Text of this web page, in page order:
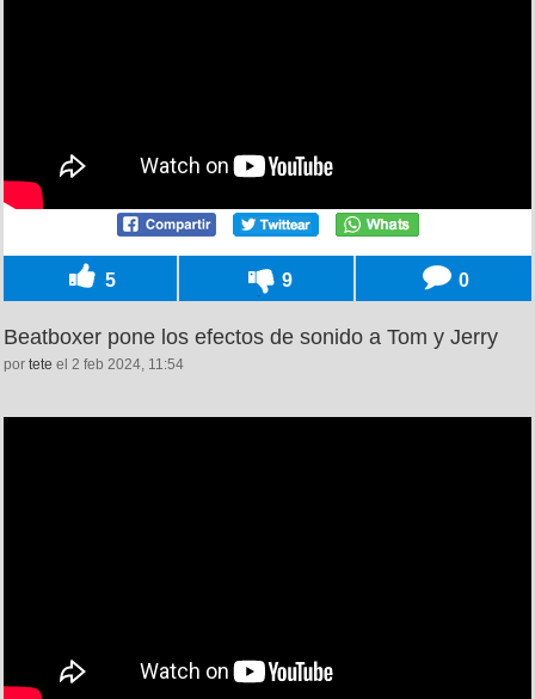
5 9 0
Beatboxer pone los efectos de sonido a Tom y Jerry
por tete el 2 feb 2024, 11:54